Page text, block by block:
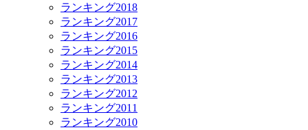
ランキング2018
ランキング2017
ランキング2016
ランキング2015
ランキング2014
ランキング2013
ランキング2012
ランキング2011
ランキング2010